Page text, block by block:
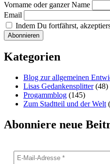
Vorname oder ganzer Name
Email
Indem Du fortfährst,
Kategorien
Blog zur allgemeinen
Lisas Gedankensplitter(48)
Progammblog (145)
Zum Stadtteil und der Welt
Abonniere neue